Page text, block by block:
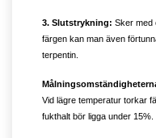
3. Slutstrykning: Sker med
färgen kan man även
terpentin.
Vid lägre temperatur torkar
fukthalt bör ligga under